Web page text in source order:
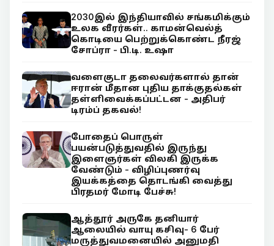
2030இல் இந்தியாவில் சங்கமிக்கும்
உலக வீரர்கள்.. காமன்வெல்த்
கொடியை பெற்றுக்கொண்ட நீரஜ்
சோப்ரா - பி.டி. உஷா
வளைகுடா தலைவர்களால் தான்
ஈரான் மீதான புதிய தாக்குதல்கள்
தள்ளிவைக்கப்பட்டன - அதிபர்
டிரம்ப் தகவல்!
போதைப் பொருள்
பயன்படுத்துவதில் இருந்து
இளைஞர்கள் விலகி இருக்க
வேண்டும் - விழிப்புணர்வு
இயக்கத்தை தொடங்கி வைத்து
பிரதமர் மோடி பேச்சு!
ஆத்தூர் அருகே தனியார்
ஆலையில் வாயு கசிவு- 6 பேர்
மருத்துவமனையில் அனுமதி